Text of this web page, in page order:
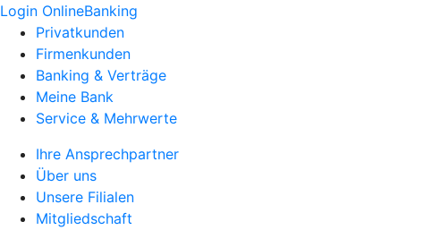
Login OnlineBanking
Privatkunden
Firmenkunden
Banking & Verträge
Meine Bank
Service & Mehrwerte
Ihre Ansprechpartner
Über uns
Unsere Filialen
Mitgliedschaft